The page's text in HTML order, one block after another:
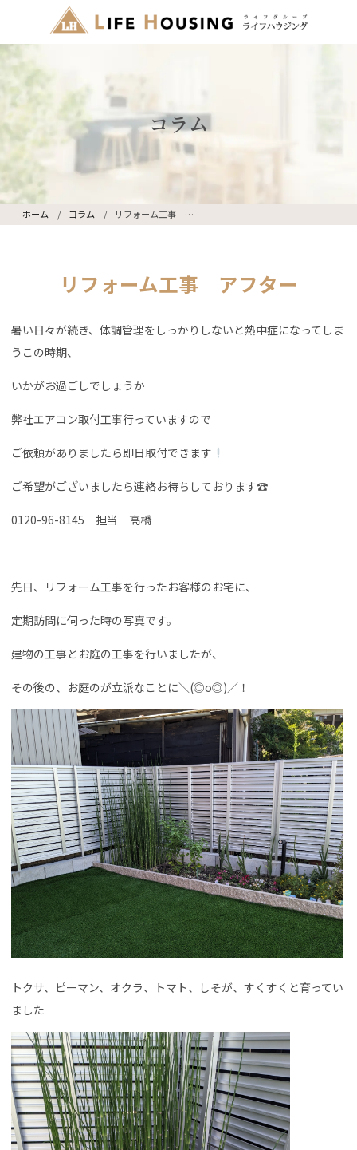
コラム
ホーム コラム リフォーム工事 アフター
リフォーム工事 アフター
暑い日々が続き、体調管理をしっかりしないと熱中症になってしま
うこの時期、
いかがお過ごしでしょうか
弊社エアコン取付工事行っていますので
ご依頼がありましたら即日取付できます
ご希望がございましたら連絡お待ちしております☎
0120-96-8145 担当 高橋
先日、リフォーム工事を行ったお客様のお宅に、
定期訪問に伺った時の写真です。
建物の工事とお庭の工事を行いましたが、
その後の、お庭のが立派なことに＼(◎o◎)／！
トクサ、ピーマン、オクラ、トマト、しそが、すくすくと育ってい
ました